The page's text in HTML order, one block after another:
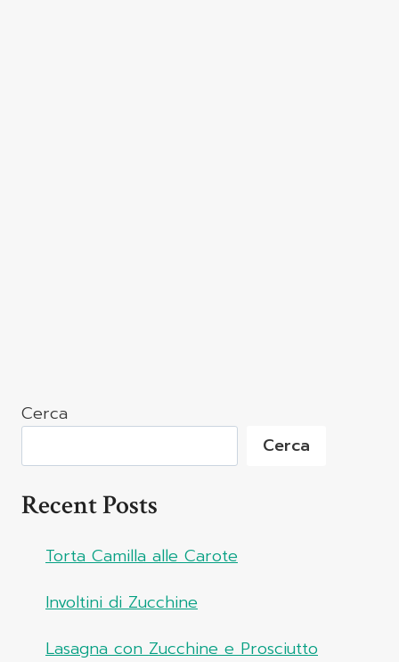
Cerca
Cerca
Recent Posts
Torta Camilla alle Carote
Involtini di Zucchine
Lasagna con Zucchine e Prosciutto